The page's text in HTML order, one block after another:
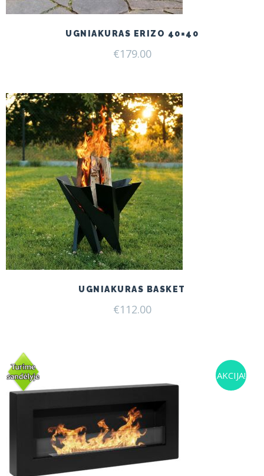
UGNIAKURAS ERIZO 40×40
€179.00
UGNIAKURAS BASKET
€112.00
AKCIJA!